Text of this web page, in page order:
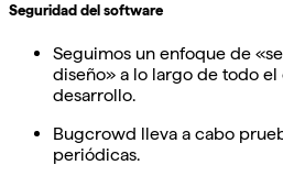
Seguridad del software
Seguimos un enfoque de
diseño» a lo largo de todo
desarrollo.
Bugcrowd lleva a cabo
periódicas.